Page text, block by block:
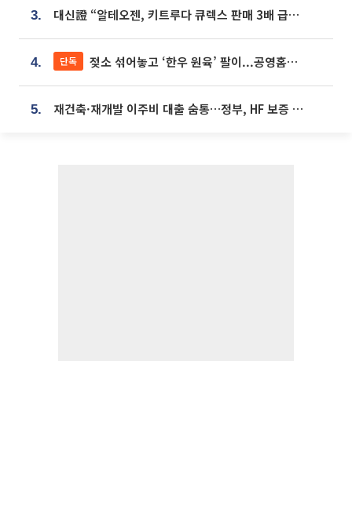
3. 대신證 “알테오젠, 키트루다 큐렉스 판매 3배 급증…목표가 41만원 상향”
4. 단독 젖소 섞어놓고 ‘한우 원육’ 팔이...공영홈쇼핑 표기·검증 구멍
5. 재건축·재개발 이주비 대출 숨통…정부, HF 보증 신설 추진